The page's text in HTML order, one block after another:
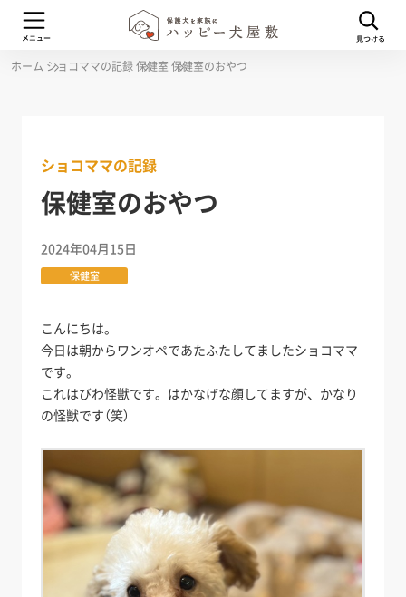
ホーム ショコママの記録保健室 保健室のおやつ
ショコママの記録
保健室のおやつ
2024年04月15日
保健室
こんにちは。
今日は朝からワンオペであたふたしてましたショコママ
です。
これはびわ怪獣です。はかなげな顔してますが、かなり
の怪獣です（笑）